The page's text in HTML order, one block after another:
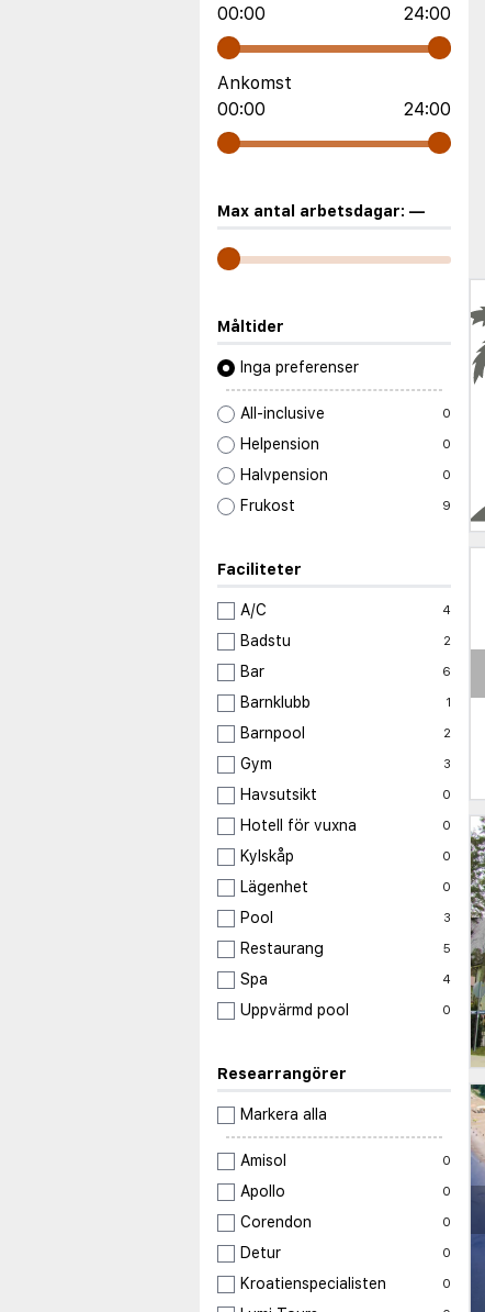
00:00
24:00
Ankomst
00:00
24:00
Max antal arbetsdagar: —
Måltider
Inga preferenser
All-inclusive 0
Helpension 0
Halvpension 0
Frukost 9
Faciliteter
A/C 4
Badstu 2
Bar 6
Barnklubb 1
Barnpool 2
Gym 3
Havsutsikt 0
Hotell för vuxna 0
Kylskåp 0
Lägenhet 0
Pool 3
Restaurang 5
Spa 4
Uppvärmd pool 0
Researrangörer
Markera alla
Amisol 0
Apollo 0
Corendon 0
Detur 0
Kroatienspecialisten 0